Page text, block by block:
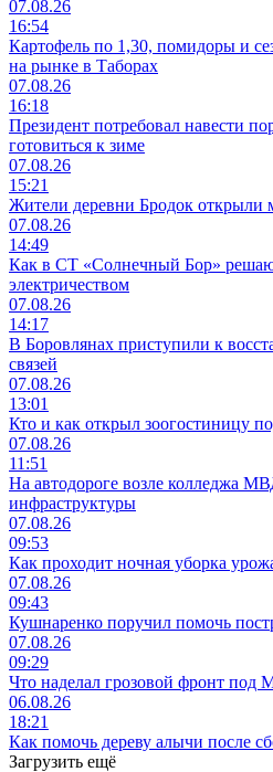
07.08.26
16:54
Картофель по 1,30, помидоры и
на рынке в Таборах
07.08.26
16:18
Президент потребовал навести
готовиться к зиме
07.08.26
15:21
Жители деревни Бродок открыли
07.08.26
14:49
Как в СТ «Солнечный Бор»
электричеством
07.08.26
14:17
В Боровлянах приступили к
связей
07.08.26
13:01
Кто и как открыл зоогостиницу
07.08.26
11:51
На автодороге возле колледжа
инфраструктуры
07.08.26
09:53
Как проходит ночная уборка
07.08.26
09:43
Кушнаренко поручил помочь
07.08.26
09:29
Что наделал грозовой фронт под
06.08.26
18:21
Как помочь дереву алычи после
Загрузить ещё